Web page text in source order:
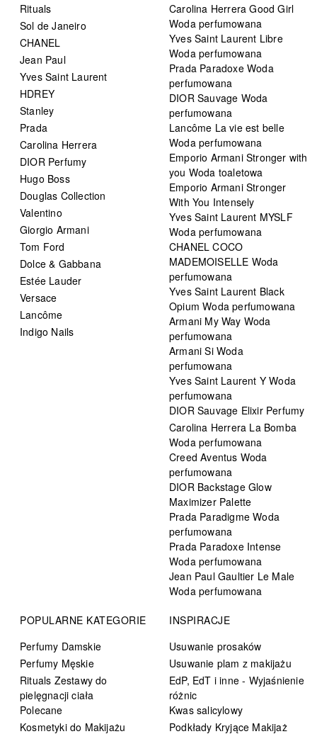
Rituals
Sol de Janeiro
CHANEL
Jean Paul
Yves Saint Laurent
HDREY
Stanley
Prada
Carolina Herrera
DIOR Perfumy
Hugo Boss
Douglas Collection
Valentino
Giorgio Armani
Tom Ford
Dolce & Gabbana
Estée Lauder
Versace
Lancôme
Indigo Nails
Carolina Herrera Good Girl
Woda perfumowana
Yves Saint Laurent Libre
Woda perfumowana
Prada Paradoxe Woda
perfumowana
DIOR Sauvage Woda
perfumowana
Lancôme La vie est belle
Woda perfumowana
Emporio Armani Stronger with
you Woda toaletowa
Emporio Armani Stronger
With You Intensely
Yves Saint Laurent MYSLF
Woda perfumowana
CHANEL COCO
MADEMOISELLE Woda
perfumowana
Yves Saint Laurent Black
Opium Woda perfumowana
Armani My Way Woda
perfumowana
Armani Si Woda
perfumowana
Yves Saint Laurent Y Woda
perfumowana
DIOR Sauvage Elixir Perfumy
Carolina Herrera La Bomba
Woda perfumowana
Creed Aventus Woda
perfumowana
DIOR Backstage Glow
Maximizer Palette
Prada Paradigme Woda
perfumowana
Prada Paradoxe Intense
Woda perfumowana
Jean Paul Gaultier Le Male
Woda perfumowana
POPULARNE KATEGORIE
Perfumy Damskie
Perfumy Męskie
Rituals Zestawy do
pielęgnacji ciała
Polecane
Kosmetyki do Makijażu
INSPIRACJE
Usuwanie prosaków
Usuwanie plam z makijażu
EdP, EdT i inne - Wyjaśnienie
różnic
Kwas salicylowy
Podkłady Kryjące Makijaż